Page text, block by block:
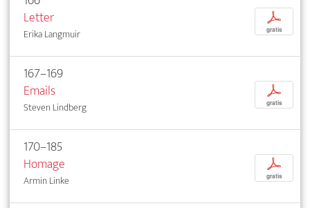
Letter
Erika Langmuir
p
gratis
167–169
Emails
Steven Lindberg
p
gratis
170–185
Homage
Armin Linke
p
gratis